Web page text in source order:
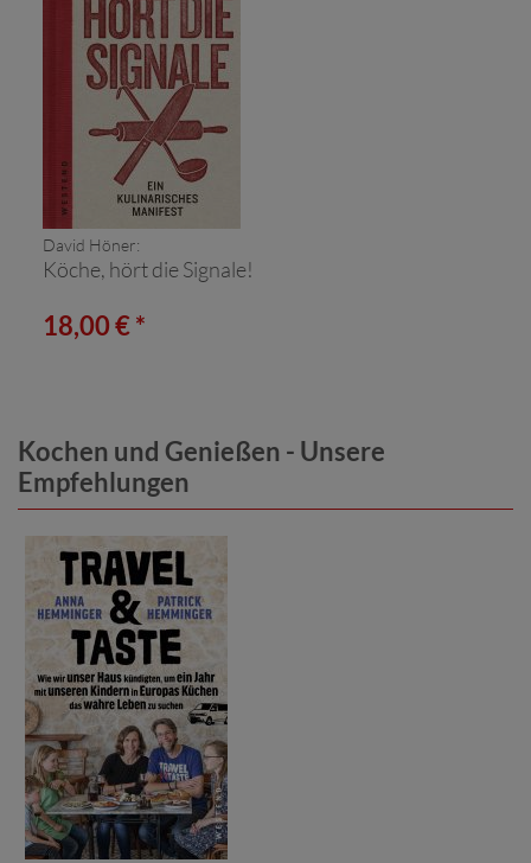
David Höner:
Köche, hört die Signale!
18,00 € *
Kochen und Genießen - Unsere
Empfehlungen